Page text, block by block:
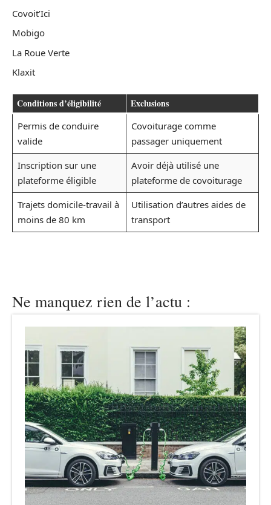
Covoit’Ici
Mobigo
La Roue Verte
Klaxit
Conditions d’éligibilité Exclusions
Permis de conduire
valide
Covoiturage comme
passager uniquement
Inscription sur une
plateforme éligible
Avoir déjà utilisé une
plateforme de covoiturage
Trajets domicile-travail à
moins de 80 km
Utilisation d’autres aides de
transport
Ne manquez rien de l’actu :